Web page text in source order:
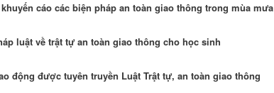
cáo các biện pháp an toàn giao thông trong mùa mưa
luật về trật tự an toàn giao thông cho học sinh
động được tuyên truyền Luật Trật tự, an toàn giao thông